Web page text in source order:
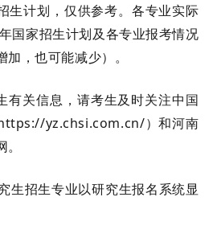
生计划， 仅供参考。各专业实际
国家招生计划及各专业报考情况
，也可能减少）。
有关信息 ， 请考生及时关注中国
yz.chsi.com.cn/）和河南
生招生专业以研究生报名系统显